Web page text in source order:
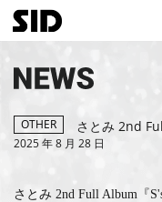
OTHER さとみ 2nd
2025 年 8 月 28 日
さとみ 2nd Full Album『